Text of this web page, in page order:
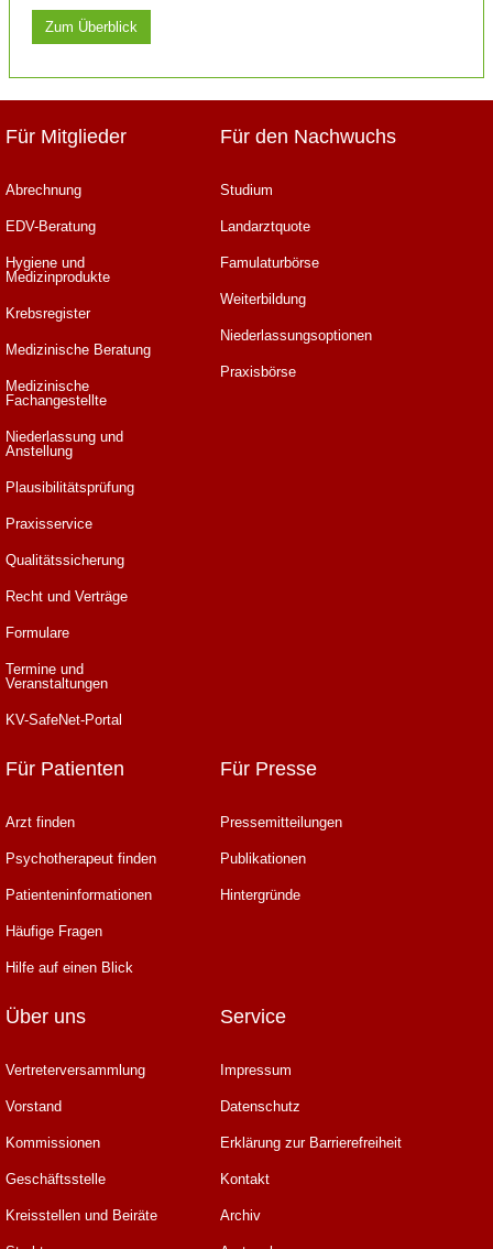
Zum Überblick
Für Mitglieder
Abrechnung
EDV-Beratung
Hygiene und
Medizinprodukte
Krebsregister
Medizinische Beratung
Medizinische
Fachangestellte
Niederlassung und
Anstellung
Plausibilitätsprüfung
Praxisservice
Qualitätssicherung
Recht und Verträge
Formulare
Termine und
Veranstaltungen
KV-SafeNet-Portal
Für den Nachwuchs
Studium
Landarztquote
Famulaturbörse
Weiterbildung
Niederlassungsoptionen
Praxisbörse
Für Patienten
Arzt finden
Psychotherapeut finden
Patienteninformationen
Häufige Fragen
Hilfe auf einen Blick
Für Presse
Pressemitteilungen
Publikationen
Hintergründe
Über uns
Vertreterversammlung
Vorstand
Kommissionen
Geschäftsstelle
Kreisstellen und Beiräte
Service
Impressum
Datenschutz
Erklärung zur Barrierefreiheit
Kontakt
Archiv